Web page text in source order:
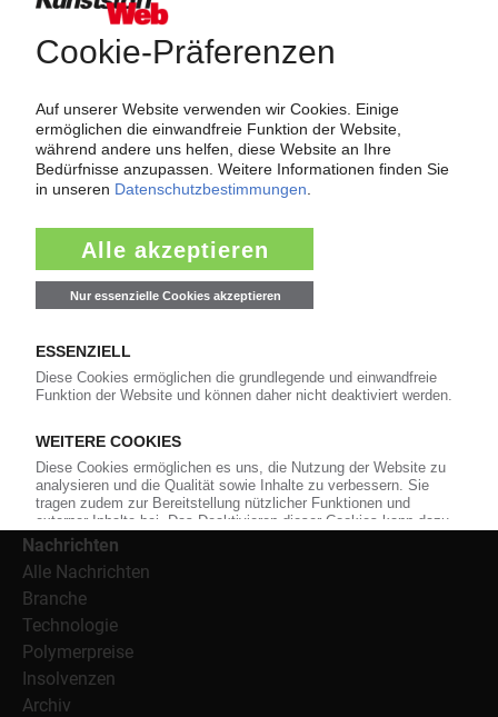
Über das KunststoffWeb
Als einer der Internet-Pioniere der Kunststoffindustrie
versorgt das KunststoffWeb bereits seit 1996 die Fach-
und Führungskräfte der Branche mit täglichen
Nachrichten rund um das Thema "Kunststoffe". Im Fokus
Kunststoffe sowie Märkte, Unternehmen, Produkte,
Material, Anwendungen und Verpackungen.
Weiterhin bietet das KunststoffWeb geeignete
Bezugsquellen für den Einkauf sowie nützlichen Service-
Informationen wie Handelsnamen und Veranstaltungen.
Nachrichten
Alle Nachrichten
Branche
Technologie
Polymerpreise
Insolvenzen
Archiv